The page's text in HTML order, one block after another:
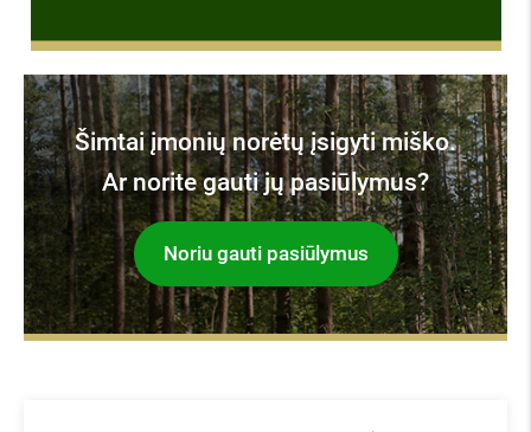
Šimtai įmonių norėtų įsigyti miško.
Ar norite gauti jų pasiūlymus?
Noriu gauti pasiūlymus